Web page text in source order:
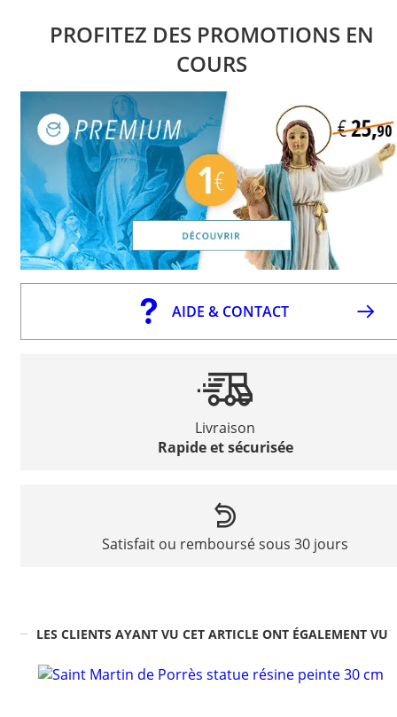
PROFITEZ DES PROMOTIONS EN
COURS
AIDE & CONTACT
Livraison
Rapide et sécurisée
Satisfait ou remboursé sous 30 jours
LES CLIENTS AYANT VU CET ARTICLE ONT ÉGALEMENT VU